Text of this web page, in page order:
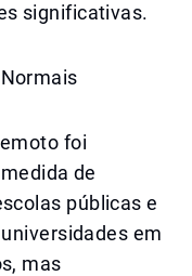
significativas.
foi
de
públicas e
em
mas